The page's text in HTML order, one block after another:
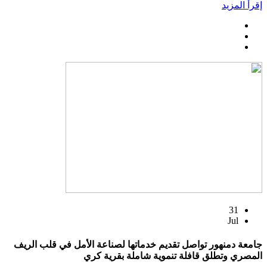
إقرأ المزيد
31
Jul
جامعة دمنهور تواصل تقديم خدماتها لصناعة الأمل في قلب الريف
المصري وتطلق قافلة تنموية شاملة بقرية كري